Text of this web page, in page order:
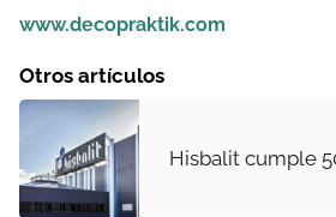
www.decopraktik.com
Otros artículos
Hisbalit cumple